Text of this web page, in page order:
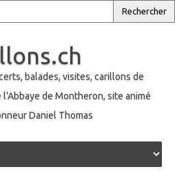
balades, visites, carillons de
de Montheron, site animé
Daniel Thomas